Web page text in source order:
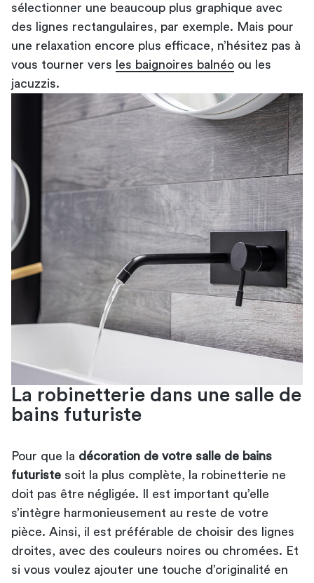
sélectionner une beaucoup plus graphique avec
des lignes rectangulaires, par exemple. Mais pour
une relaxation encore plus efficace, n’hésitez pas à
vous tourner vers
les baignoires balnéo ou les
jacuzzis.
La robinetterie dans une salle de
bains futuriste
Pour que la décoration de votre salle de bains
futuriste soit la plus complète, la robinetterie ne
doit pas être négligée. Il est important qu’elle
s’intègre harmonieusement au reste de votre
pièce. Ainsi, il est préférable de choisir des lignes
droites, avec des couleurs noires ou chromées. Et
si vous voulez ajouter une touche d’originalité en